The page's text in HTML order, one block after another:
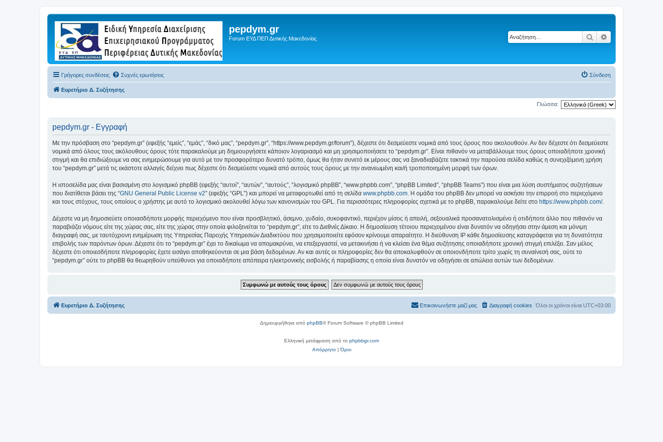
pepdym.gr
Forum ΕΥΔ ΠΕΠ Δυτικής Μακεδονίας Αναζήτηση
Γρήγορες συνδέσεις Συχνές ερωτήσεις Σύνδεση
Ευρετήριο Δ. Συζήτησης
Γλώσσα:
pepdym.gr - Εγγραφή
Με την πρόσβαση στο “pepdym.gr” (εφεξής “εμείς”, “εμάς”, “δικό μας”, “pepdym.gr”, “https://www.pepdym.gr/forum”), δέχεστε ότι δεσμεύεστε νομικά από τους όρους που ακολουθούν. Αν δεν δέχεστε ότι δεσμεύεστε
νομικά από όλους τους ακόλουθους όρους τότε παρακαλούμε μη δημιουργήσετε κάποιον λογαριασμό και μη χρησιμοποιήσετε το “pepdym.gr”. Είναι πιθανόν να μεταβάλλουμε τους όρους οποιαδήποτε χρονική
στιγμή και θα επιδιώξουμε να σας ενημερώσουμε για αυτό με τον προσφορότερο δυνατό τρόπο, όμως θα ήταν συνετό εκ μέρους σας να ξαναδιαβάζετε τακτικά την παρούσα σελίδα καθώς η συνεχιζόμενη χρήση
του “pepdym.gr” μετά τις εκάστοτε αλλαγές δείχνει πως δέχεστε ότι δεσμεύεστε νομικά από αυτούς τους όρους με την ανανεωμένη και/ή τροποποιημένη μορφή των όρων.
Η ιστοσελίδα μας είναι βασισμένη στο λογισμικό phpBB (εφεξής “αυτοί”, “αυτών”, “αυτούς”, “λογισμικό phpBB”, “www.phpbb.com”, “phpBB Limited”, “phpBB Teams”) που είναι μια λύση συστήματος συζητήσεων
που διατίθεται βάσει της “GNU General Public License v2” (εφεξής “GPL”) και μπορεί να μεταφορτωθεί από τη σελίδα www.phpbb.com . Η ομάδα του phpBB δεν μπορεί να ασκήσει την επιρροή στο περιεχόμενο
και τους στόχους, τους οποίους ο χρήστης με αυτό το λογισμικό ακολουθεί λόγω των κανονισμών του GPL. Για περισσότερες πληροφορίες σχετικά με το phpBB, παρακαλούμε δείτε στο https://www.phpbb.com/.
Δέχεστε να μη δημοσιεύετε οποιασδήποτε μορφής περιεχόμενο που είναι προσβλητικό, άσεμνο, χυδαίο, συκοφαντικό, περιέχον μίσος ή απειλή, σεξουαλικά προσανατολισμένο ή οτιδήποτε άλλο που πιθανόν να
παραβιάζει νόμους είτε της χώρας σας, είτε της χώρας στην οποία φιλοξενείται το “pepdym.gr”, είτε το Διεθνές Δίκαιο. Η δημοσίευση τέτοιου περιεχομένου είναι δυνατόν να οδηγήσει στην άμεση και μόνιμη
διαγραφή σας, με ταυτόχρονη ενημέρωση της Υπηρεσίας Παροχής Υπηρεσιών Διαδικτύου που χρησιμοποιείτε εφόσον κρίνουμε απαραίτητο. Η διεύθυνση IP κάθε δημοσίευσης καταγράφεται για τη δυνατότητα
επιβολής των παρόντων όρων. Δέχεστε ότι το “pepdym.gr” έχει το δικαίωμα να απομακρύνει, να επεξεργαστεί, να μετακινήσει ή να κλείσει ένα θέμα συζήτησης οποιαδήποτε χρονική στιγμή επιλέξει. Σαν μέλος
δέχεστε ότι οποιεσδήποτε πληροφορίες έχετε εισάγει αποθηκεύονται σε μια βάση δεδομένων. Αν και αυτές οι πληροφορίες δεν θα αποκαλυφθούν σε οποιονδήποτε τρίτο χωρίς τη συναίνεσή σας, ούτε το
“pepdym.gr” ούτε το phpBB θα θεωρηθούν υπεύθυνοι για οποιαδήποτε απόπειρα ηλεκτρονικής εισβολής ή παραβίασης η οποία είναι δυνατόν να οδηγήσει σε απώλεια αυτών των δεδομένων.
Ευρετήριο Δ. Συζήτησης Όλοι οι χρόνοι είναι UTC+03:00
Διαγραφή cookies
Επικοινωνήστε μαζί μας
Δημιουργήθηκε από phpBB® Forum Software © phpBB Limited
Ελληνική μετάφραση από το phpbbgr.com
Απόρρητο|Όροι